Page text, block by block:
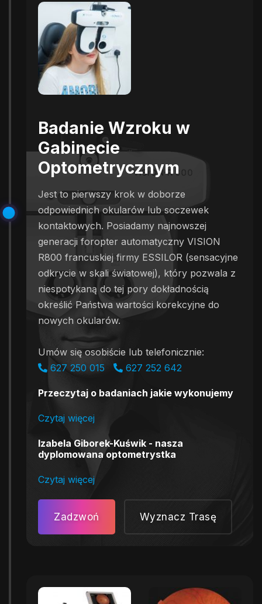
Badanie Wzroku w
Gabinecie
Optometrycznym
Jest to pierwszy krok w doborze
odpowiednich okularów lub soczewek
kontaktowych. Posiadamy najnowszej
generacji foropter automatyczny VISION
R800 francuskiej firmy ESSILOR (sensacyjne
odkrycie w skali światowej), który pozwala z
niespotykaną do tej pory dokładnością
określić Państwa wartości korekcyjne do
nowych okularów.
Umów się osobiście lub telefonicznie:
627 250 015
627 252 642
Przeczytaj o badaniach jakie wykonujemy
Czytaj więcej
Izabela Giborek-Kuświk - nasza
dyplomowana optometrystka
Czytaj więcej
Zadzwoń Wyznacz Trasę